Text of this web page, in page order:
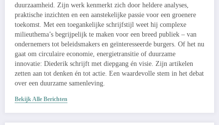
duurzaamheid. Zijn werk kenmerkt zich door heldere analyses,
praktische inzichten en een aanstekelijke passie voor een groenere
toekomst. Met een toegankelijke schrijfstijl weet hij complexe
milieuthema’s begrijpelijk te maken voor een breed publiek – van
ondernemers tot beleidsmakers en geïnteresseerde burgers. Of het nu
gaat om circulaire economie, energietransitie of duurzame
innovatie: Diederik schrijft met diepgang én visie. Zijn artikelen
zetten aan tot denken én tot actie. Een waardevolle stem in het debat
over een duurzame samenleving.
Bekijk Alle Berichten